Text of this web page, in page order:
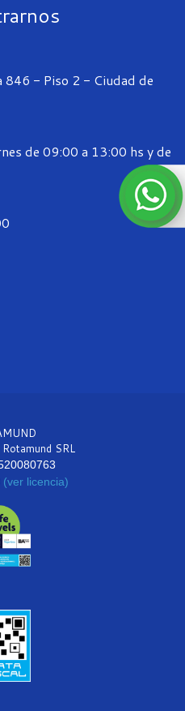
846 - Piso 2 - Ciudad de
de 09:00 a 13:00 hs y de
SRL
(ver licencia)